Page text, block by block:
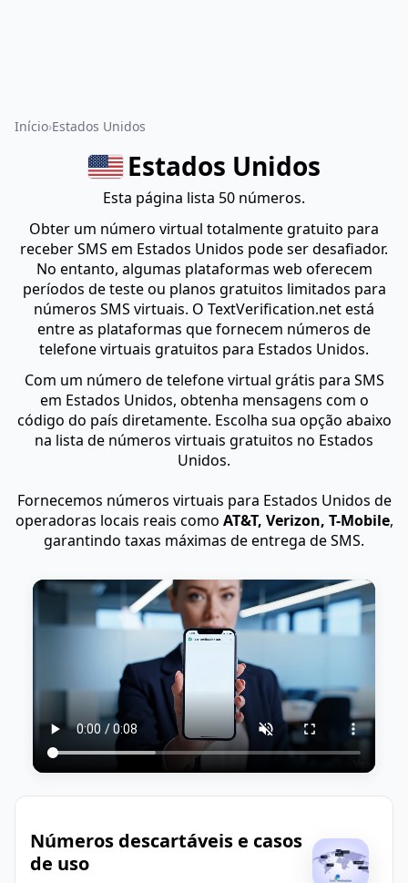
Início Estados Unidos
Estados Unidos
Esta página lista 50 números.
Obter um número virtual totalmente gratuito para
receber SMS em Estados Unidos pode ser desafiador.
No entanto, algumas plataformas web oferecem
períodos de teste ou planos gratuitos limitados para
números SMS virtuais. O TextVerification.net está
entre as plataformas que fornecem números de
telefone virtuais gratuitos para Estados Unidos.
Com um número de telefone virtual grátis para SMS
em Estados Unidos, obtenha mensagens com o
código do país diretamente. Escolha sua opção abaixo
na lista de números virtuais gratuitos no Estados
Unidos.
Fornecemos números virtuais para Estados Unidos de
operadoras locais reais como AT&T, Verizon, T-Mobile,
garantindo taxas máximas de entrega de SMS.
Números descartáveis e casos
de uso